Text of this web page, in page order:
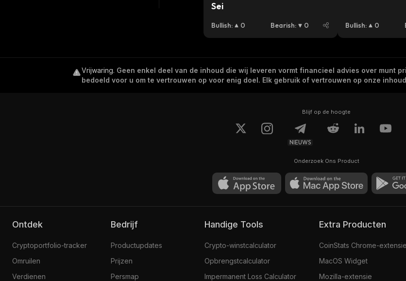
Sei
Bullish: 0 Bearish: 0 Bullish: 0
Vrijwaring. Geen enkel deel van de inhoud die wij leveren vormt financieel advies over munt
bedoeld voor u om te vertrouwen op voor enig doel. Elk gebruik of vertrouwen op onze
Blijf op de hoogte
NIEUWS
Onderzoek Ons Product
Ontdek
Cryptoportfolio-tracker
Omruilen
Verdienen
Bedrijf
Productupdates
Prijzen
Persmap
Handige Tools
Crypto-winstcalculator
Opbrengstcalculator
Impermanent Loss Calculator
Extra Producten
CoinStats Chrome-extensie
MacOS Widget
Mozilla-extensie